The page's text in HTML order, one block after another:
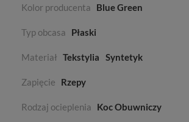
Kolor producenta Blue Green
Typ obcasa Płaski
Materiał Tekstylia Syntetyk
Zapięcie Rzepy
Rodzaj ocieplenia Koc Obuwniczy